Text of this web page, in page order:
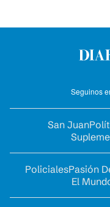
Seguinos
San Juan
PolicialesPasión
El